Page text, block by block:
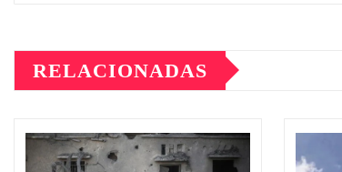
RELACIONADAS